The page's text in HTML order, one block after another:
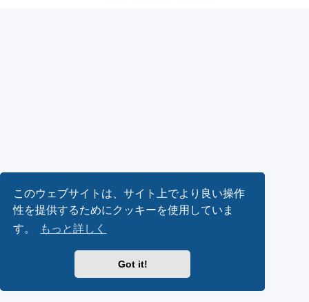
このウェブサイトは、サイト上でより良い操作
性を提供するためにクッキーを使用していま
す。
もっと詳しく
Got it!